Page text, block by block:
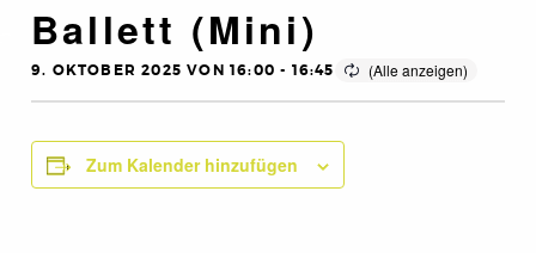
Ballett (Mini)
9. OKTOBER 2025 VON 16:00 - 16:45
Zum Kalender hinzufügen